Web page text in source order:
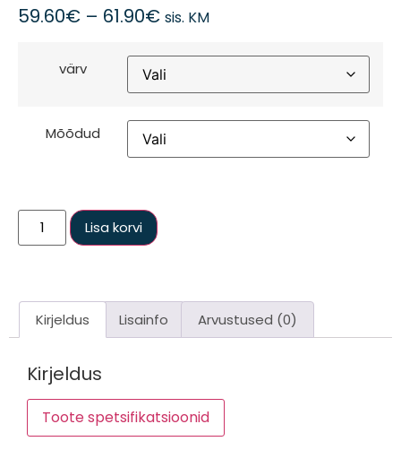
59.60€ – 61.90€ sis. KM
värv
Mõõdud
Lisa korvi
Kirjeldus Lisainfo Arvustused (0)
Kirjeldus
Toote spetsifikatsioonid